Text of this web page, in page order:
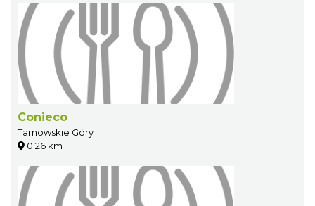
Conieco
Tarnowskie Góry
0.26 km